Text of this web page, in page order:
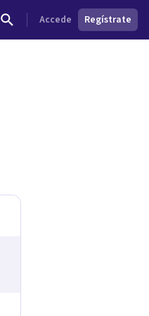
Accede Regístrate